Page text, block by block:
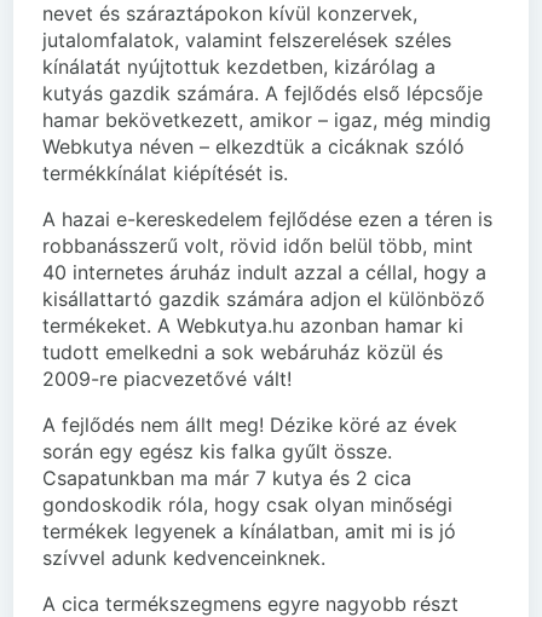
nevet és száraztápokon kívül konzervek,
jutalomfalatok, valamint felszerelések széles
kínálatát nyújtottuk kezdetben, kizárólag a
kutyás gazdik számára. A fejlődés első lépcsője
hamar bekövetkezett, amikor – igaz, még mindig
Webkutya néven – elkezdtük a cicáknak szóló
termékkínálat kiépítését is.
A hazai e-kereskedelem fejlődése ezen a téren is
robbanásszerű volt, rövid időn belül több, mint
40 internetes áruház indult azzal a céllal, hogy a
kisállattartó gazdik számára adjon el különböző
termékeket. A Webkutya.hu azonban hamar ki
tudott emelkedni a sok webáruház közül és
2009-re piacvezetővé vált!
A fejlődés nem állt meg! Dézike köré az évek
során egy egész kis falka gyűlt össze.
Csapatunkban ma már 7 kutya és 2 cica
gondoskodik róla, hogy csak olyan minőségi
termékek legyenek a kínálatban, amit mi is jó
szívvel adunk kedvenceinknek.
A cica termékszegmens egyre nagyobb részt